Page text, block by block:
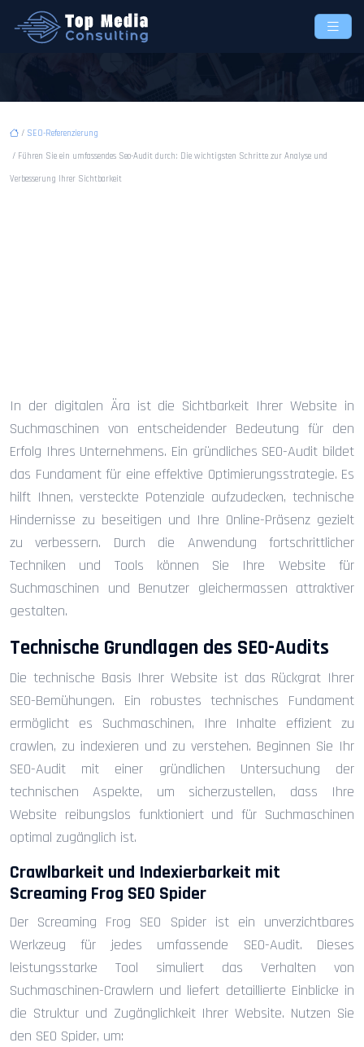
/ SEO-Referenzierung
/ Führen Sie ein umfassendes Seo-Audit durch: Die wichtigsten Schritte zur Analyse und
Verbesserung Ihrer Sichtbarkeit
In der digitalen Ära ist die Sichtbarkeit Ihrer Website in
Suchmaschinen von entscheidender Bedeutung für den
Erfolg Ihres Unternehmens. Ein gründliches SEO-Audit bildet
das Fundament für eine effektive Optimierungsstrategie. Es
hilft Ihnen, versteckte Potenziale aufzudecken, technische
Hindernisse zu beseitigen und Ihre Online-Präsenz gezielt
zu verbessern. Durch die Anwendung fortschrittlicher
Techniken und Tools können Sie Ihre Website für
Suchmaschinen und Benutzer gleichermassen attraktiver
gestalten.
Technische Grundlagen des SEO-Audits
Die technische Basis Ihrer Website ist das Rückgrat Ihrer
SEO-Bemühungen. Ein robustes technisches Fundament
ermöglicht es Suchmaschinen, Ihre Inhalte effizient zu
crawlen, zu indexieren und zu verstehen. Beginnen Sie Ihr
SEO-Audit mit einer gründlichen Untersuchung der
technischen Aspekte, um sicherzustellen, dass Ihre
Website reibungslos funktioniert und für Suchmaschinen
optimal zugänglich ist.
Crawlbarkeit und Indexierbarkeit mit
Screaming Frog SEO Spider
Der Screaming Frog SEO Spider ist ein unverzichtbares
Werkzeug für jedes umfassende SEO-Audit. Dieses
leistungsstarke Tool simuliert das Verhalten von
Suchmaschinen-Crawlern und liefert detaillierte Einblicke in
die Struktur und Zugänglichkeit Ihrer Website. Nutzen Sie
den SEO Spider, um: